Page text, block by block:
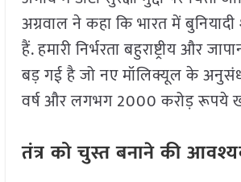
अग्रवाल ने कहा कि भारत में
हैं. हमारी निर्भरता बहुराष्ट्रीय और
बड़ गई है जो नए मॉलिक्यूल के
वर्ष और लगभग 2000 करोड़ रूपये
तंत्र को चुस्त बनाने की